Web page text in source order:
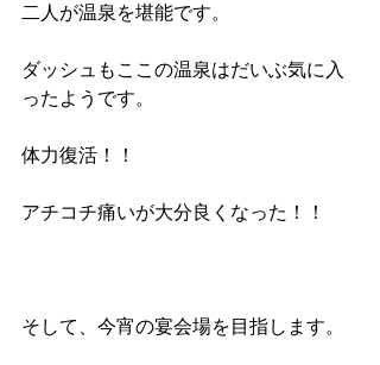
二人が温泉を堪能です。
ダッシュもここの温泉はだいぶ気に入
ったようです。
体力復活！！
アチコチ痛いが大分良くなった！！
そして、今宵の宴会場を目指します。